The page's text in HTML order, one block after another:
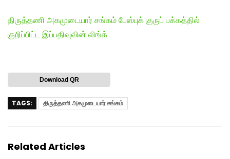
திருத்தணி அகமுடையார் சங்கம் பேஸ்புக் குருப் பக்கத்தில்
குறிப்பிட்ட இப்பதிவுவின் லிங்க்
Download QR
TAGS: திருத்தணி அகமுடையார் சங்கம்
Related Articles